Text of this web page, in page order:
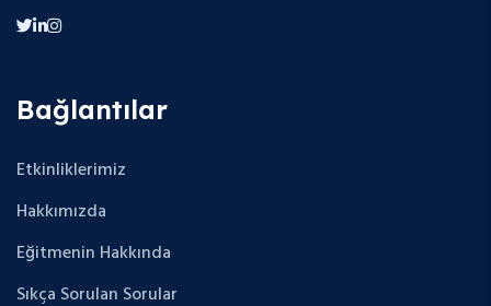
Bağlantılar
Etkinliklerimiz
Hakkımızda
Eğitmenin Hakkında
Sıkça Sorulan Sorular